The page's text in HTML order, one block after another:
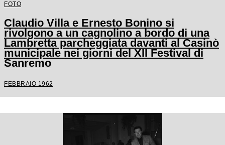
FOTO
Claudio Villa e Ernesto Bonino si
rivolgono a un cagnolino a bordo di una
Lambretta parcheggiata davanti al Casinò
municipale nei giorni del XII Festival di
Sanremo
FEBBRAIO 1962